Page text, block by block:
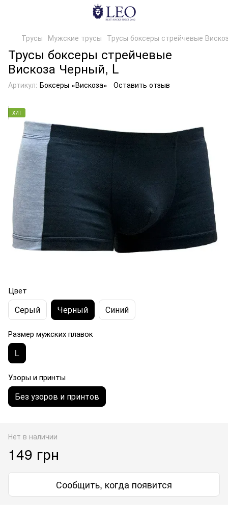
Трусы Мужские трусы Трусы боксеры стрейчевые
Трусы боксеры стрейчевые
Вискоза Черный, L
Артикул: Боксеры «Вискоза» Оставить отзыв
ХИТ
Цвет
Серый Черный Синий
Размер мужских плавок
L
Узоры и принты
Без узоров и принтов
Нет в наличии
149 грн
Сообщить, когда появится